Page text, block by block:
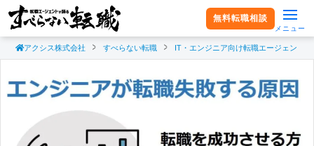
無料転職相談
メニュー
アクシス株式会社 すべらない転職 IT・エンジニア向け転職エージェント